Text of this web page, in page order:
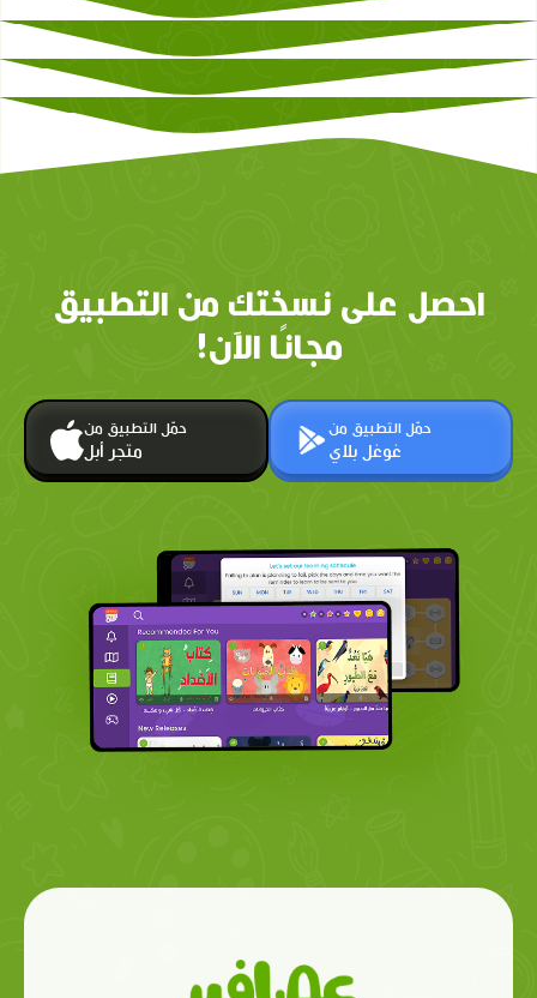
عصافير، كيف يمكنني المساعدة
اليوم؟
Hello, I'm 3asafeer's smart chat
support assistant. How can I
help you today?
احصل على نسختك من التطبيق
مجانًا الآن!
حمّل التطبيق من
متجر أبل
حمّل التطبيق من
غوغل بلاي